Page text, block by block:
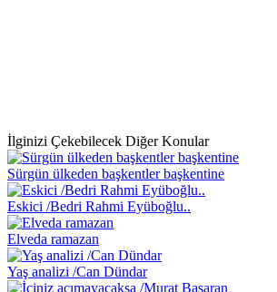
İlginizi Çekebilecek Diğer Konular
Sürgün ülkeden başkentler başkentine
Eskici /Bedri Rahmi Eyüboğlu..
Elveda ramazan
Yaş analizi /Can Dündar